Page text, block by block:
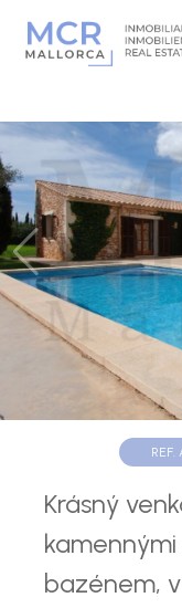
REF.
Krásný
bazénem,